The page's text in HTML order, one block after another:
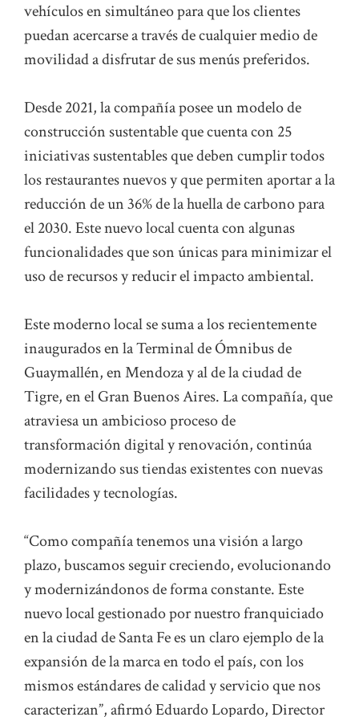
vehículos en simultáneo para que los clientes
puedan acercarse a través de cualquier medio de
movilidad a disfrutar de sus menús preferidos.
Desde 2021, la compañía posee un modelo de
construcción sustentable que cuenta con 25
iniciativas sustentables que deben cumplir todos
los restaurantes nuevos y que permiten aportar a la
reducción de un 36% de la huella de carbono para
el 2030. Este nuevo local cuenta con algunas
funcionalidades que son únicas para minimizar el
uso de recursos y reducir el impacto ambiental.
Este moderno local se suma a los recientemente
inaugurados en la Terminal de Ómnibus de
Guaymallén, en Mendoza y al de la ciudad de
Tigre, en el Gran Buenos Aires. La compañía, que
atraviesa un ambicioso proceso de
transformación digital y renovación, continúa
modernizando sus tiendas existentes con nuevas
facilidades y tecnologías.
“Como compañía tenemos una visión a largo
plazo, buscamos seguir creciendo, evolucionando
y modernizándonos de forma constante. Este
nuevo local gestionado por nuestro franquiciado
en la ciudad de Santa Fe es un claro ejemplo de la
expansión de la marca en todo el país, con los
mismos estándares de calidad y servicio que nos
caracterizan”, afirmó Eduardo Lopardo, Director